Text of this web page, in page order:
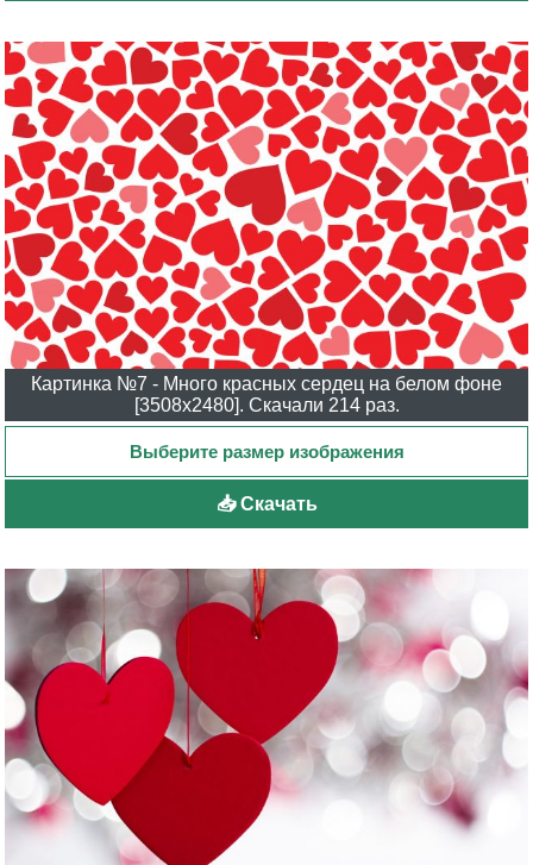
Картинка №7 - Много красных сердец на белом фоне
[3508x2480]. Скачали 214 раз.
📥 Скачать